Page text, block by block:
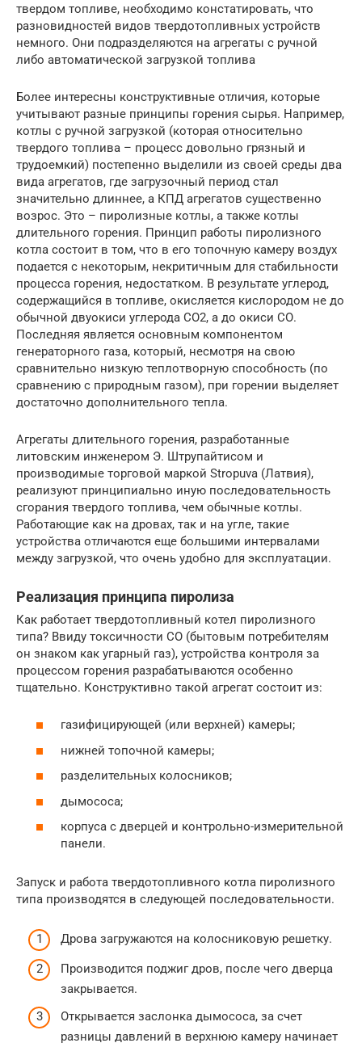
твердом топливе, необходимо констатировать, что
разновидностей видов твердотопливных устройств
немного. Они подразделяются на агрегаты с ручной
либо автоматической загрузкой топлива
Более интересны конструктивные отличия, которые
учитывают разные принципы горения сырья. Например,
котлы с ручной загрузкой (которая относительно
твердого топлива – процесс довольно грязный и
трудоемкий) постепенно выделили из своей среды два
вида агрегатов, где загрузочный период стал
значительно длиннее, а КПД агрегатов существенно
возрос. Это – пиролизные котлы, а также котлы
длительного горения. Принцип работы пиролизного
котла состоит в том, что в его топочную камеру воздух
подается с некоторым, некритичным для стабильности
процесса горения, недостатком. В результате углерод,
содержащийся в топливе, окисляется кислородом не до
обычной двуокиси углерода СО2, а до окиси СО.
Последняя является основным компонентом
генераторного газа, который, несмотря на свою
сравнительно низкую теплотворную способность (по
сравнению с природным газом), при горении выделяет
достаточно дополнительного тепла.
Агрегаты длительного горения, разработанные
литовским инженером Э. Штрупайтисом и
производимые торговой маркой Stropuva (Латвия),
реализуют принципиально иную последовательность
сгорания твердого топлива, чем обычные котлы.
Работающие как на дровах, так и на угле, такие
устройства отличаются еще большими интервалами
между загрузкой, что очень удобно для эксплуатации.
Реализация принципа пиролиза
Как работает твердотопливный котел пиролизного
типа? Ввиду токсичности СО (бытовым потребителям
он знаком как угарный газ), устройства контроля за
процессом горения разрабатываются особенно
тщательно. Конструктивно такой агрегат состоит из:
газифицирующей (или верхней) камеры;
нижней топочной камеры;
разделительных колосников;
дымососа;
корпуса с дверцей и контрольно-измерительной
панели.
Запуск и работа твердотопливного котла пиролизного
типа производятся в следующей последовательности.
Дрова загружаются на колосниковую решетку.
Производится поджиг дров, после чего дверца
закрывается.
Открывается заслонка дымососа, за счет
разницы давлений в верхнюю камеру начинает